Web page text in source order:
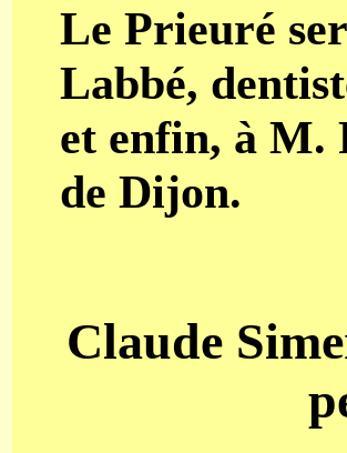
Le Prieuré
Labbé,
et enfin, à M.
de Dijon.
Claude